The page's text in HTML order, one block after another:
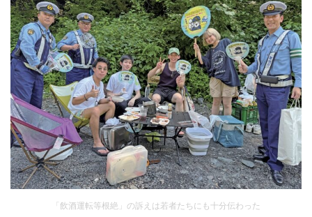
「飲酒運転等根絶」の訴えは若者たちにも十分伝わった